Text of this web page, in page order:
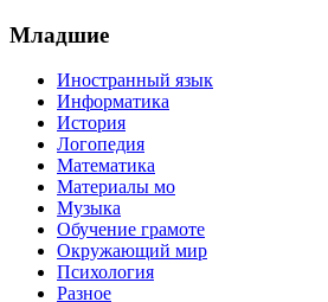
Младшие
Иностранный язык
Информатика
История
Логопедия
Математика
Материалы мо
Музыка
Обучение грамоте
Окружающий мир
Психология
Разное